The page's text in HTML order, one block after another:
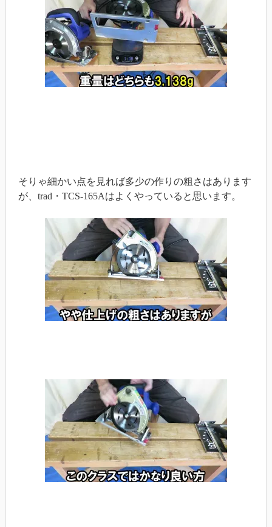
そりゃ細かい点を見れば多少の作りの粗さはあります
が、trad・TCS-165Aはよくやっていると思います。